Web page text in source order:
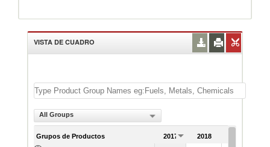
VISTA DE CUADRO
All Groups
Grupos de Productos 2017 2018